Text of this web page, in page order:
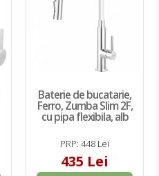
Baterie de bucatarie,
Ferro, Zumba Slim 2F,
cu pipa flexibila, alb
PRP: 448 Lei
435 Lei